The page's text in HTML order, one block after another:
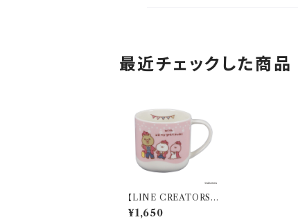
最近チェックした商品
【LINE CREATORS】
マグ（うさまる10th）【う
さまる10th】 LIN81-11
¥1,650